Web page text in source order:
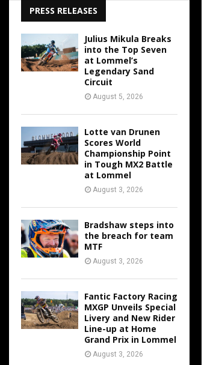
PRESS RELEASES
Julius Mikula Breaks
into the Top Seven
at Lommel’s
Legendary Sand
Circuit
August 5, 2026
Lotte van Drunen
Scores World
Championship Point
in Tough MX2 Battle
at Lommel
August 3, 2026
Bradshaw steps into
the breach for team
MTF
August 3, 2026
Fantic Factory Racing
MXGP Unveils Special
Livery and New Rider
Line-up at Home
Grand Prix in Lommel
August 3, 2026